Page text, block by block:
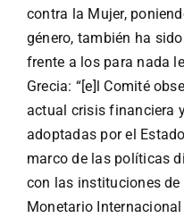
contra la Mujer,
género, también ha
frente a los para nada
Grecia: “[e]l Comité
actual crisis financiera
adoptadas por el
marco de las políticas
con las instituciones de
Monetario